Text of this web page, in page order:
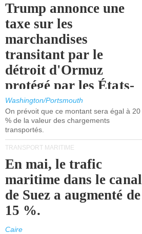
Trump annonce une
taxe sur les
marchandises
transitant par le
détroit d'Ormuz
protégé par les États-
Unis.
Washington/Portsmouth
On prévoit que ce montant sera égal à 20
% de la valeur des chargements
transportés.
TRANSPORT MARITIME
En mai, le trafic
maritime dans le canal
de Suez a augmenté de
15 %.
Caire